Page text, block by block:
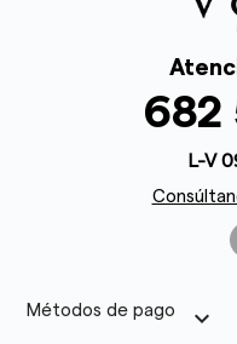
682
L-V
Métodos de pago keyboard_arrow_down